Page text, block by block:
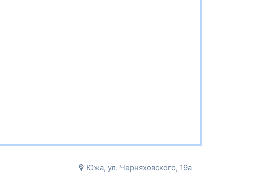
Южа, ул. Черняховского, 19а